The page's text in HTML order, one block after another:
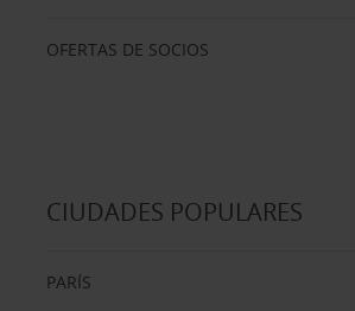
OFERTAS DE SOCIOS
CIUDADES POPULARES
PARÍS